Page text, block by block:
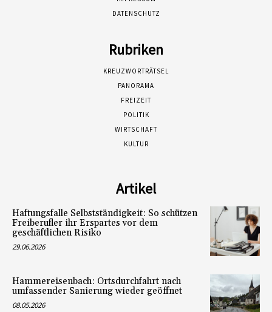
DATENSCHUTZ
Rubriken
KREUZWORTRÄTSEL
PANORAMA
FREIZEIT
POLITIK
WIRTSCHAFT
KULTUR
Artikel
Haftungsfalle Selbstständigkeit: So schützen
Freiberufler ihr Erspartes vor dem
geschäftlichen Risiko
29.06.2026
Hammereisenbach: Ortsdurchfahrt nach
umfassender Sanierung wieder geöffnet
08.05.2026